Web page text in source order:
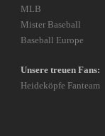
MLB
Mister Baseball
Baseball Europe
Unsere treuen Fans:
Heideköpfe Fanteam